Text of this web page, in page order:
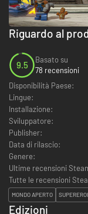
Riguardo al
9.5
Basato su
78 recensioni
Disponibilità Paese:
Lingue:
Installazione:
Sviluppatore:
Publisher:
Data di rilascio:
Genere:
Ultime recensioni
Tutte le recensioni
MONDO APERTO SUPEREROI
Edizioni